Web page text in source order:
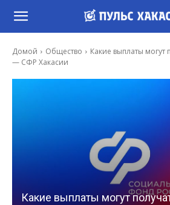
Домой Общество
Какие выплаты могут
— СФР Хакасии
Какие выплаты могут